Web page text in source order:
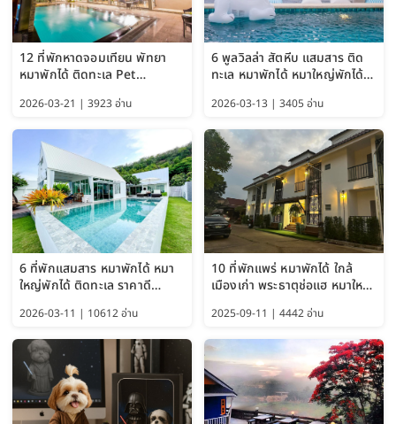
12 ที่พักหาดจอมเทียน พัทยา
หมาพักได้ ติดทะเล Pet
พักได้ อัปเดต 2569
2026-03-21 | 3923 อ่าน
6 พูลวิลล่า สัตหีบ แสมสาร ติด
ทะเล หมาพักได้ หมาใหญ่พักได้
2026-03-13 | 3405 อ่าน
6 ที่พักแสมสาร หมาพักได้ หมา
ใหญ่พักได้ ติดทะเล ราคาดี
2026-03-11 | 10612 อ่าน
10 ที่พักแพร่ หมาพักได้ ใกล้
เมืองเก่า พระธาตุช่อแฮ หมาใหญ่
2025-09-11 | 4442 อ่าน